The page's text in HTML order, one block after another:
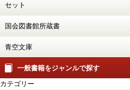
セット
国会図書館所蔵書
青空文庫
一般書籍をジャンルで探す
カテゴリー